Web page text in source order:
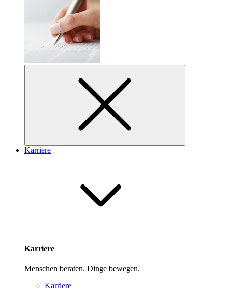
Karriere
Karriere
Menschen beraten. Dinge bewegen.
Karriere